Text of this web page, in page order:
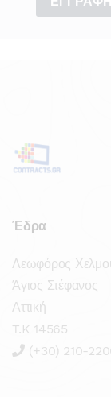
Έδρα
Λεωφόρος
Άγιος Στέφανος
Αττική
T.K 14565
(+30) 210-